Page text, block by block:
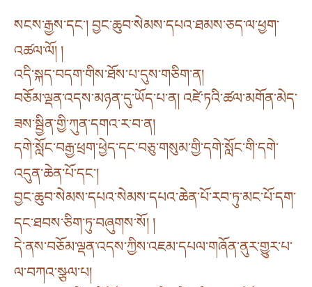
སངས་རྒྱས་དང༌། བྱང་ཆུབ་སེམས་དཔའ་ཐམས་ཅད་ལ་ཕྱག་
འཚལ་ལོ། །
འདི་སྐད་བདག་གིས་ཐོས་པ་དུས་གཅིག་ན།
བཅོམ་ལྡན་འདས་མཉན་དུ་ཡོད་པ་ན། འཛེ་ཏའི་ཚལ་མགོན་མེད་
ཟས་སྦྱིན་གྱི་ཀུན་དགའ་ར་བ་ན།
དགེ་སློང་བརྒྱ་ཕྲག་ཕྱེད་དང་བཅུ་གསུམ་གྱི་དགེ་སློང་གི་དགེ་
འདུན་ཆེན་པོ་དང༌།
བྱང་ཆུབ་སེམས་དཔའ་སེམས་དཔའ་ཆེན་པོ་རབ་ཏུ་མང་པོ་དག་
དང་ཐབས་ཅིག་ཏུ་བཞུགས་སོ། །
དེ་ནས་བཅོམ་ལྡན་འདས་ཀྱིས་འཇམ་དཔལ་གཞོན་ནུར་གྱུར་པ་
ལ་བཀའ་སྩལ་པ།